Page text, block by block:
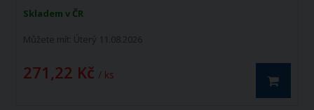
Skladem v ČR
Můžete mít: Úterý 11.08.2026
271,22 Kč / ks